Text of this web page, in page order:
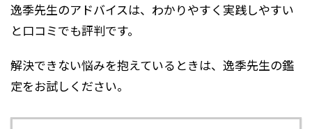
逸季先生のアドバイスは、わかりやすく実践しやすい
と口コミでも評判です。
解決できない悩みを抱えているときは、逸季先生の鑑
定をお試しください。